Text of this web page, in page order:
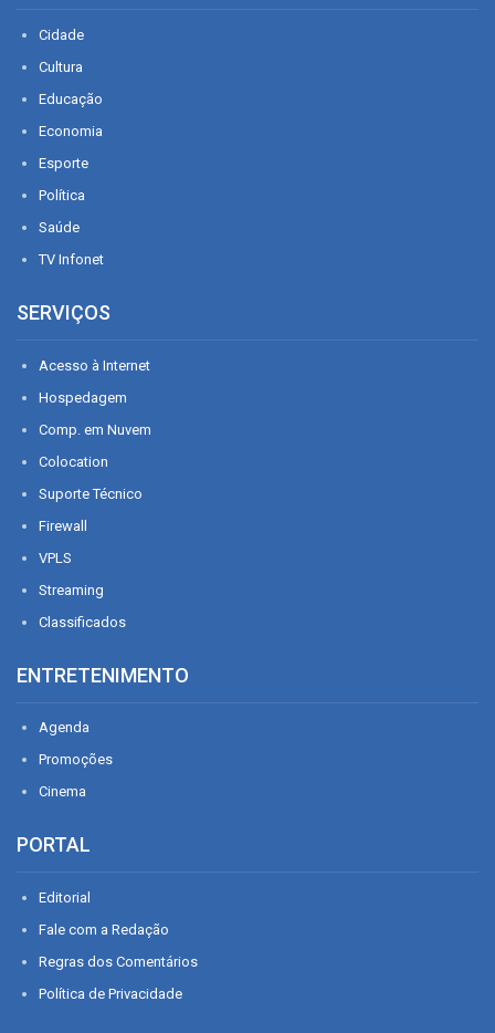
Cidade
Cultura
Educação
Economia
Esporte
Política
Saúde
TV Infonet
SERVIÇOS
Acesso à Internet
Hospedagem
Comp. em Nuvem
Colocation
Suporte Técnico
Firewall
VPLS
Streaming
Classificados
ENTRETENIMENTO
Agenda
Promoções
Cinema
PORTAL
Editorial
Fale com a Redação
Regras dos Comentários
Política de Privacidade